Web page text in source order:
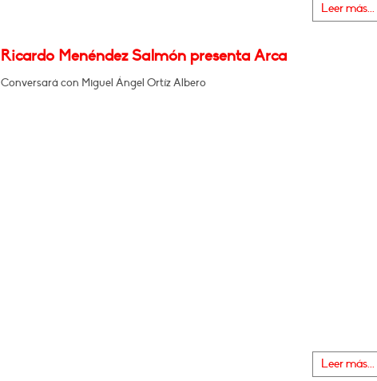
Leer más...
Ricardo Menéndez Salmón presenta Arca
Conversará con Miguel Ángel Ortíz Albero
Leer más...